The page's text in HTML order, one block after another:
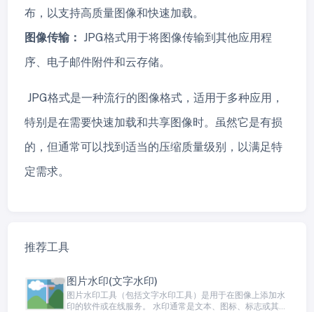
布，以支持高质量图像和快速加载。
图像传输： JPG格式用于将图像传输到其他应用程
序、电子邮件附件和云存储。
JPG格式是一种流行的图像格式，适用于多种应用，
特别是在需要快速加载和共享图像时。虽然它是有损
的，但通常可以找到适当的压缩质量级别，以满足特
定需求。
推荐工具
图片水印(文字水印)
图片水印工具（包括文字水印工具）是用于在图像上添加水
印的软件或在线服务。 水印通常是文本、图标、标志或其他